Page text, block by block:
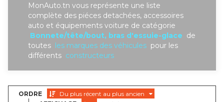
MonAuto.tn vous représente une liste
complète des piéces detachées, accessoires
auto et équipements voiture de catégorie
Bonnete/tête/bout, bras d'essuie-glace de
toutes les marques des véhicules pour les
différents constructeurs
ORDRE
Du plus récent au plus ancien